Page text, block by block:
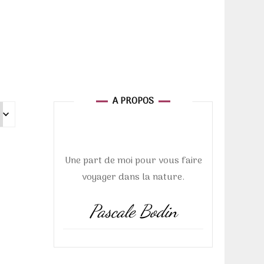
de
A PROPOS
Une part de moi pour vous faire
voyager dans la nature.
Pascale Bodin